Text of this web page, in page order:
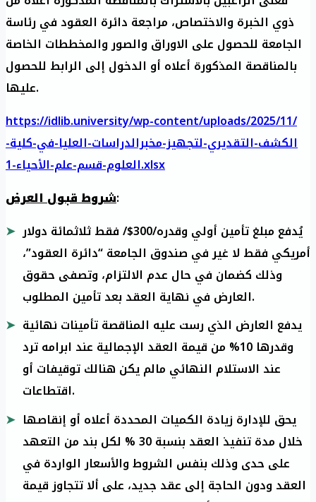
ذوي الخبرة والاختصاص، مراجعة دائرة العقود في رئاسة
الجامعة للحصول على الاوراق والصور والمخططات الخاصة
بالمناقصة المذكورة أعلاه أو الدخول إلى الرابط للحصول
عليها.
https://idlib.university/wp-content/uploads/2025/11/
الكشف-التقديري-لتجهيز-مخبرالدراسات-العليا-في-كلية-
العلوم-قسم-علم-الأحياء-1.xlsx
شروط قبول العرض:
يُدفع مبلغ تأمين أولي وقدره/300$/ فقط ثلاثمائة دولار
أمريكي فقط لا غير في صندوق الجامعة “دائرة العقود”،
وذلك كضمان في حال عدم الالتزام، وتصفى حقوق
العارض في نهاية العقد بعد تأمين المطلوب.
يدفع العارض الذي رست عليه المناقصة تأمينات نهائية
وقدرها 10% من قيمة العقد الإجمالية عند ابرامه ترد
عند الاستلام النهائي مالم يكن هنالك توقيفات أو
اقتطاعات.
يحق للإدارة زيادة الكميات المحددة أعلاه أو إنقاصها
خلال مدة تنفيذ العقد بنسبة 30 % لكل بند من التعهد
على حدى وذلك بنفس الشروط والأسعار الواردة في
العقد ودون الحاجة إلى عقد جديد، على ألا تتجاوز قيمة